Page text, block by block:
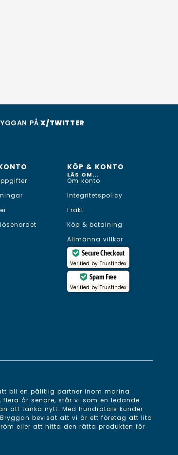
PÅX/TWITTER
KÖP & KONTO
LÄS OM...
Om konto
Integritetspolicy
Frakt
Köp & betalning
Allmänna villkor
Secure Checkout
Verified byTrustindex
Spam Free
Verified byTrustindex
bli en pålitlig partner inom marina
år senare, står vi som en ledande
att tänka nytt. Med hundratals kunder
bevisat att vi är ett företag att lita
eller att hitta den rätta produkten för